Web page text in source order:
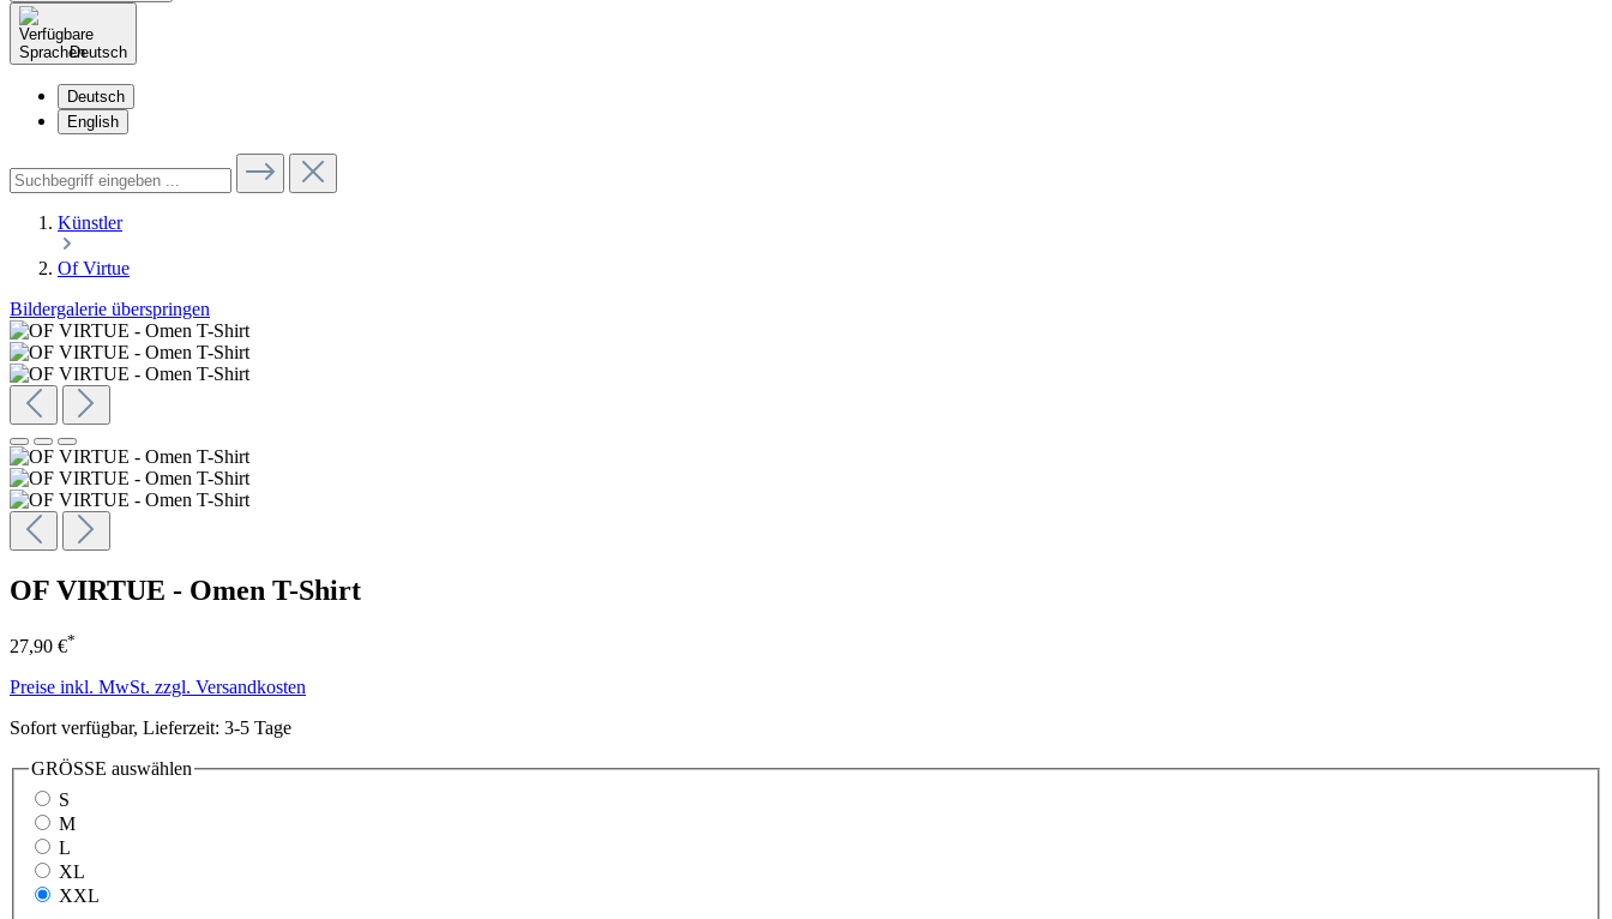
Deutsch
Deutsch
English
Künstler
Of Virtue
Bildergalerie überspringen
OF VIRTUE - Omen T-Shirt
27,90 €*
Preise inkl. MwSt. zzgl. Versandkosten
Sofort verfügbar, Lieferzeit: 3-5 Tage
GRÖSSE auswählen
S
M
L
XL
XXL